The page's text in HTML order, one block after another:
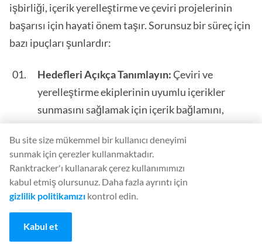
işbirliği, içerik yerelleştirme ve çeviri projelerinin
başarısı için hayati önem taşır. Sorunsuz bir süreç için
bazı ipuçları şunlardır:
Hedefleri Açıkça Tanımlayın:Çeviri ve
yerelleştirme ekiplerinin uyumlu içerikler
sunmasını sağlamak için içerik bağlamını,
verin.
Açık Diyaloğu Sürdürün:Doğru çevirileri
sağlamak ve yanlış anlamaları önlemek için
çeviri ve yerelleştirme ekiplerini soru sormaya
ve açıklama istemeye teşvik edin.
Bu site size mükemmel bir kullanıcı deneyimi
sunmak için çerezler kullanmaktadır.
Ranktracker'ı kullanarak çerez kullanımımızı
kabul etmiş olursunuz. Daha fazla ayrıntı için
gizlilik politikamızı kontrol edin.
Kabul et